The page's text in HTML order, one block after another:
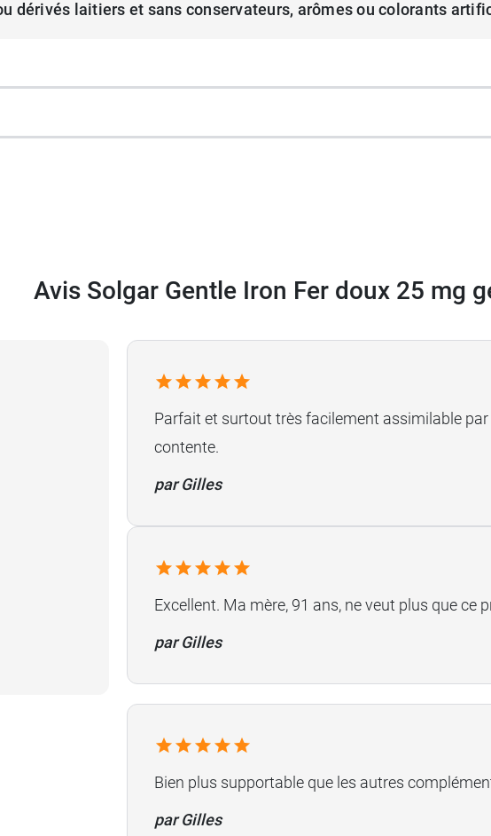
dérivés laitiers et sans conservateurs, arômes ou colorants
Avis Solgar Gentle Iron Fer doux 25 mg
Parfait et surtout très facilement assimilable
contente.
par Gilles
Excellent. Ma mère, 91 ans, ne veut plus que ce
par Gilles
Bien plus supportable que les autres
par Gilles